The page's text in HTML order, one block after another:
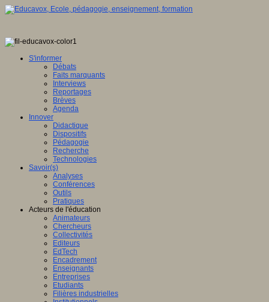
S'informer
Débats
Faits marquants
Interviews
Reportages
Brèves
Agenda
Innover
Didactique
Dispositifs
Pédagogie
Recherche
Technologies
Savoir(s)
Analyses
Conférences
Outils
Pratiques
Acteurs de l'éducation
Animateurs
Chercheurs
Collectivités
Editeurs
EdTech
Encadrement
Enseignants
Entreprises
Etudiants
Filières industrielles